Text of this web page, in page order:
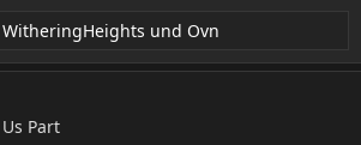
WitheringHeights und Ovn
Part